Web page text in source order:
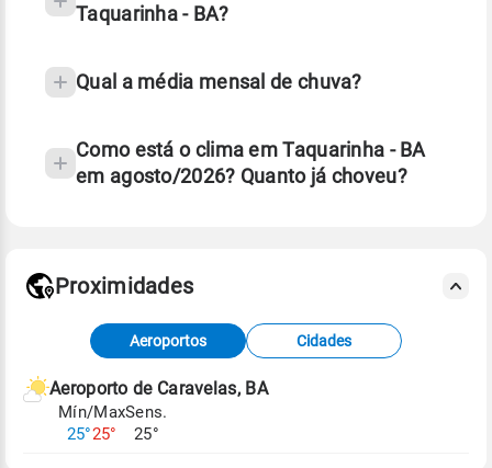
Taquarinha - BA?
Qual a média mensal de chuva?
Como está o clima em Taquarinha - BA
em agosto/2026? Quanto já choveu?
Fonte: dados combinados de estações
meteorológicas e satélite do Centro de Previsão
de Tempo e Estudos Climáticos (CPTEC).
Para obter mais informações sobre os dados
Proximidades
Aeroportos Cidades
Aeroporto de Caravelas, BA
Mín/Max
25°25°
Sens.
25°